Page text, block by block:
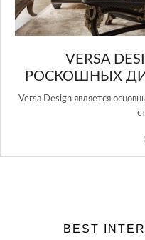
этой
BEST